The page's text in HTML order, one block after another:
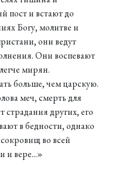
пост и встают до
Богу, молитве и
они ведут
Они воспевают
мирян.
больше, чем царскую.
меч, смерть для
страдания других, его
в бедности, однако
во всей
и вере...»